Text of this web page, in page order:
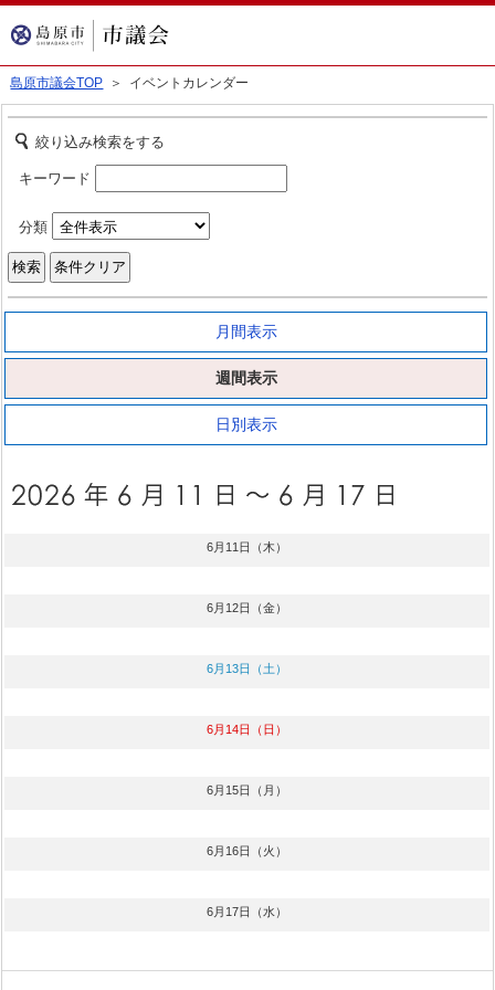
島原市議会TOP ＞ イベントカレンダー
絞り込み検索をする
キーワード
分類
月間表示
週間表示
日別表示
6月11日（木）
6月12日（金）
6月13日（土）
6月14日（日）
6月15日（月）
6月16日（火）
6月17日（水）